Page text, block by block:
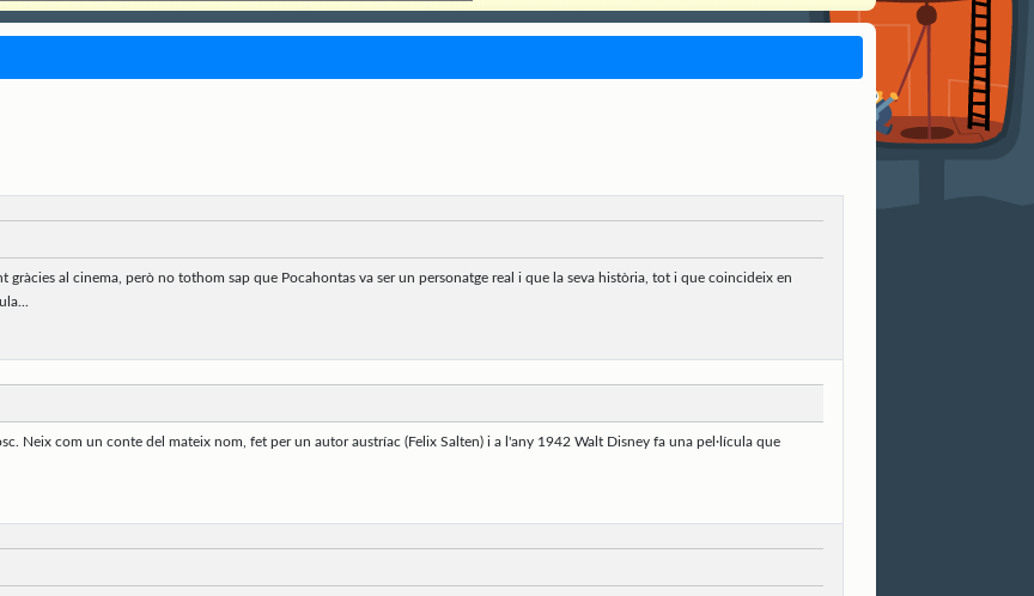
gràcies al cinema, però no tothom sap que Pocahontas va ser un personatge real i que la seva història, tot i que coincideix en
Neix com un conte del mateix nom, fet per un autor austríac (Felix Salten) i a l'any 1942 Walt Disney fa una pel·lícula que